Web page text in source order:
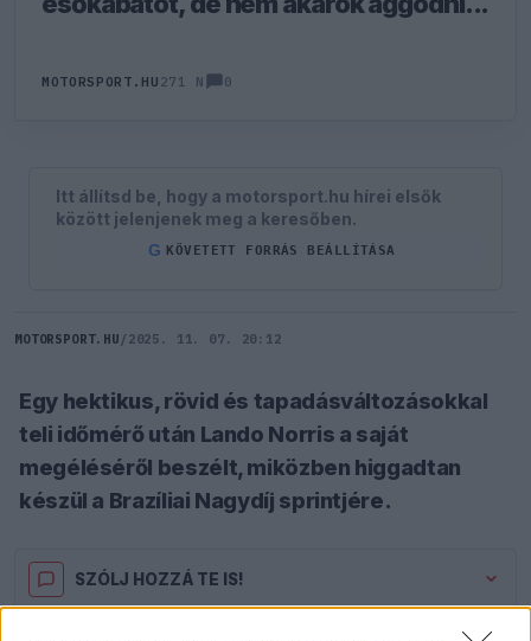
MOTORSPORT.HU 271 N 0
Itt állítsd be, hogy a motorsport.hu hírei elsők
között jelenjenek meg a keresőben.
G KÖVETETT FORRÁS BEÁLLÍTÁSA
MOTORSPORT.HU / 2025. 11. 07. 20:12
Egy hektikus, rövid és tapadásváltozásokkal
teli időmérő után Lando Norris a saját
megéléséről beszélt, miközben higgadtan
készül a Brazíliai Nagydíj sprintjére.
SZÓLJ HOZZÁ TE IS!